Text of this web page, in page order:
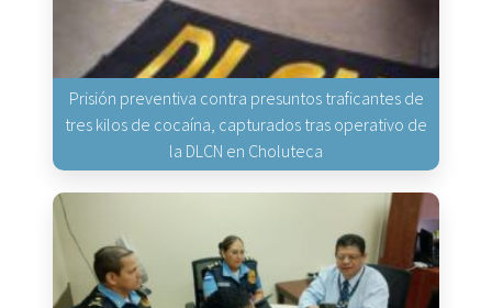
Prisión preventiva contra presuntos traficantes de
tres kilos de cocaína, capturados tras operativo de
la DLCN en Choluteca